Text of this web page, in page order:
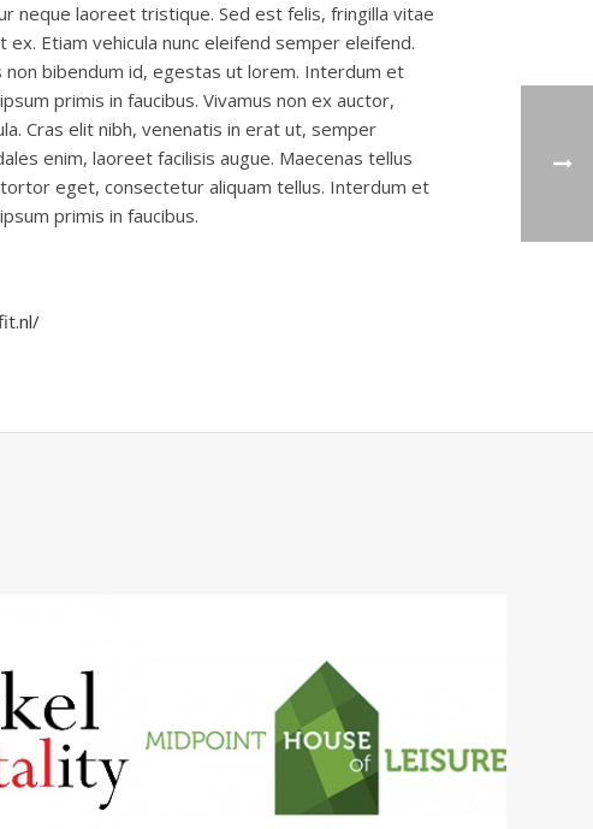
neque laoreet tristique. Sed est felis, fringilla vitae
Etiam vehicula nunc eleifend semper eleifend.
non bibendum id, egestas ut lorem. Interdum et
primis in faucibus. Vivamus non ex auctor,
Cras elit nibh, venenatis in erat ut, semper
enim, laoreet facilisis augue. Maecenas tellus
eget, consectetur aliquam tellus. Interdum et
primis in faucibus.